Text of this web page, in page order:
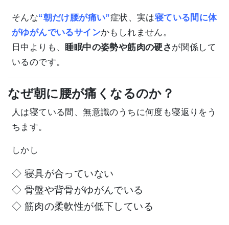
そんな“朝だけ腰が痛い”症状、実は寝ている間に体
がゆがんでいるサインかもしれません。
日中よりも、 睡眠中の姿勢や筋肉の硬さ が関係して
いるのです。
なぜ朝に腰が痛くなるのか？
人は寝ている間、無意識のうちに何度も寝返りをう
ちます。
しかし
◇ 寝具が合っていない
◇ 骨盤や背骨がゆがんでいる
◇ 筋肉の柔軟性が低下している